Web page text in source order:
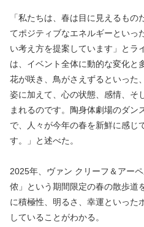
「私たちは、春は目に見えるも
てポジティブなエネルギーといっ
い考え方を提案しています」とラ
は、イベント全体に動的な変化と
花が咲き、鳥がさえずるといった
姿に加えて、心の状態、感情、そ
まれるのです。陶身体劇場のダン
で、人々が今年の春を新鮮に感じ
す。」と述べた。
2025年、ヴァン クリーフ＆アー
侬」という期間限定の春の散歩道
に積極性、明るさ、幸運といった
していることがわかる。